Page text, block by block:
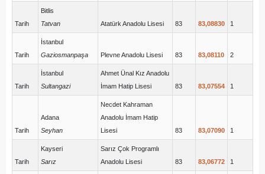
Tarih
Bitlis
Tatvan
Atatürk Anadolu Lisesi 83 83,08830 1
Tarih
İstanbul
Gaziosmanpaşa
Plevne Anadolu Lisesi 83 83,08110 2
Tarih
İstanbul
Sultangazi
Ahmet Ünal Kız Anadolu
İmam Hatip Lisesi
83 83,07554 1
Tarih
Adana
Seyhan
Necdet Kahraman
Anadolu İmam Hatip
Lisesi
83 83,07090 1
Tarih
Kayseri
Sarız
Sarız Çok Programlı
Anadolu Lisesi
83 83,06772 1